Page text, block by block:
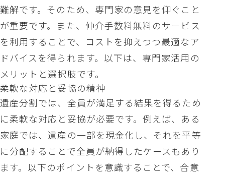
難解です。そのため、専門家の意見を仰ぐこと
が重要です。また、仲介手数料無料のサービス
を利用することで、コストを抑えつつ最適なア
ドバイスを得られます。以下は、専門家活用の
メリットと選択肢です。
柔軟な対応と妥協の精神
遺産分割では、全員が満足する結果を得るため
に柔軟な対応と妥協が必要です。例えば、ある
家庭では、遺産の一部を現金化し、それを平等
に分配することで全員が納得したケースもあり
ます。以下のポイントを意識することで、合意